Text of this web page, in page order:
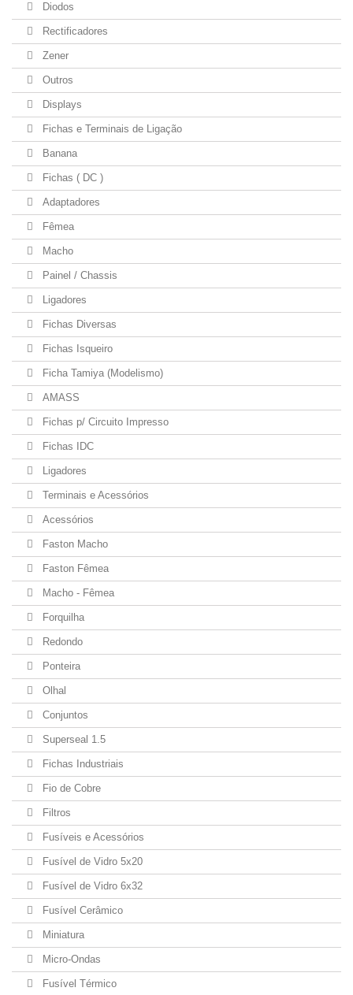
Diodos
Rectificadores
Zener
Outros
Displays
Fichas e Terminais de Ligação
Banana
Fichas ( DC )
Adaptadores
Fêmea
Macho
Painel / Chassis
Ligadores
Fichas Diversas
Fichas Isqueiro
Ficha Tamiya (Modelismo)
AMASS
Fichas p/ Circuito Impresso
Fichas IDC
Ligadores
Terminais e Acessórios
Acessórios
Faston Macho
Faston Fêmea
Macho - Fêmea
Forquilha
Redondo
Ponteira
Olhal
Conjuntos
Superseal 1.5
Fichas Industriais
Fio de Cobre
Filtros
Fusíveis e Acessórios
Fusível de Vidro 5x20
Fusível de Vidro 6x32
Fusível Cerâmico
Miniatura
Micro-Ondas
Fusível Térmico